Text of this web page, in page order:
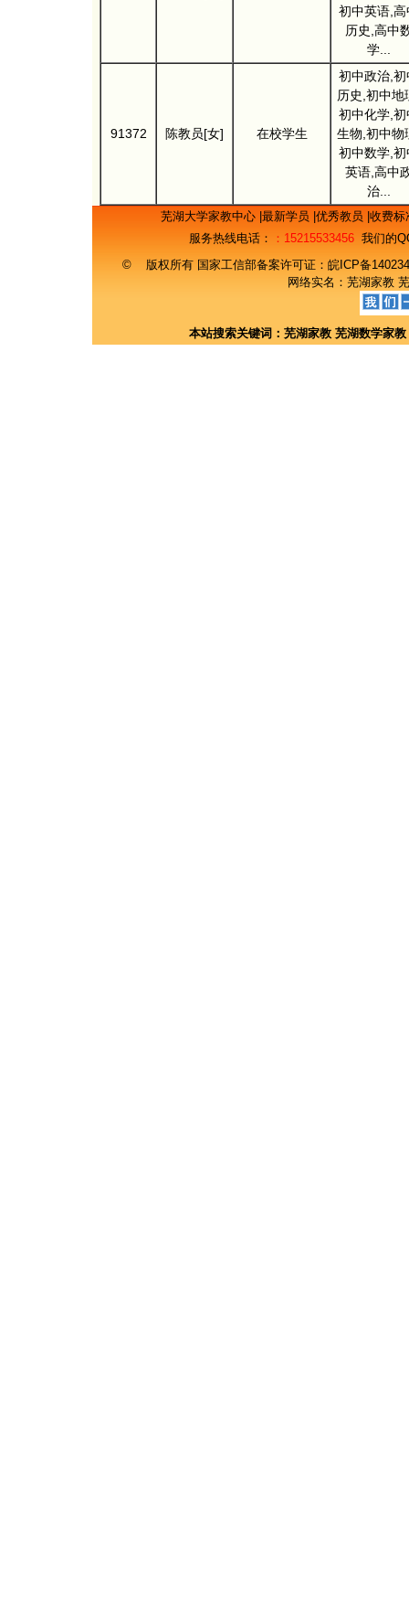
初中英语,高
历史,高中
学...
91372 陈教员[女] 在校学生
初中政治,初
历史,初中地
初中化学,初
生物,初中物
初中数学,初
英语,高中
治...
芜湖大学家教中心 最新学员 优秀教员 收费
服务热线电话：
：15215533456 我们的
© 版权所有 国家工信部备案许可证： 皖ICP备
网络实名： 芜湖家教
本站搜索关键词： 芜湖家教 芜湖数学家教